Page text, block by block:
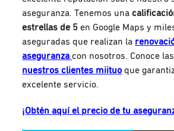
aseguranza. Tenemos una
estrellas de 5en Google Maps y
aseguradas que realizan la
aseguranzacon nosotros. Conoce
nuestros clientes miituo que
excelente servicio.
¡Obtén aquí el precio de tu